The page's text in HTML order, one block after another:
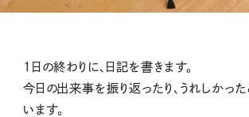
1日の終わりに、日記を書きます。
今日の出来事を振り返ったり、うれしかっ
います。